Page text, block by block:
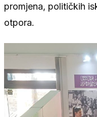
promjena, političkih
otpora.